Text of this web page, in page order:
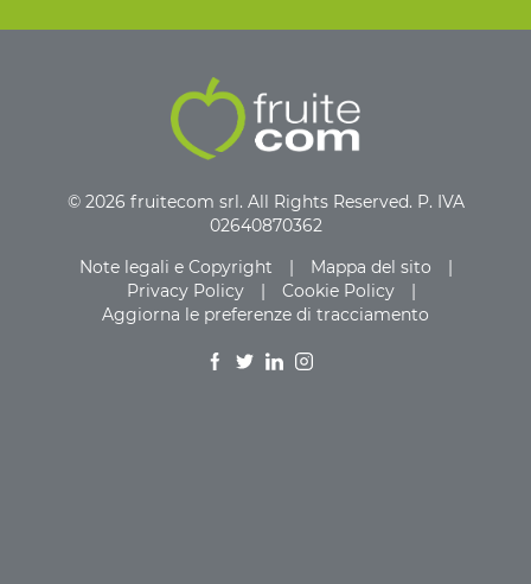
© 2026 fruitecom srl. All Rights Reserved. P. IVA
02640870362
Note legali e Copyright
| Mappa del sito
|
Privacy Policy
| Cookie Policy
|
Aggiorna le preferenze di tracciamento